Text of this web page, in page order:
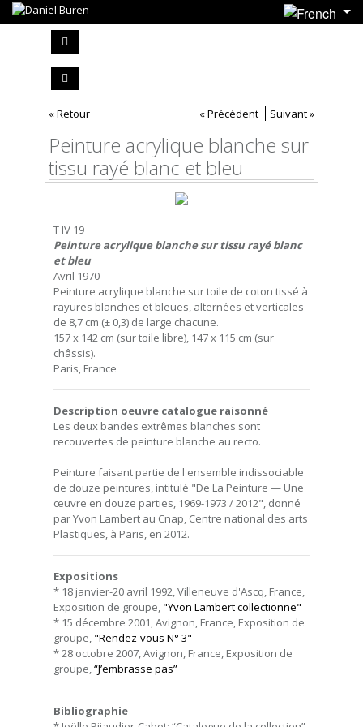
« Retour « Précédent Suivant »
Peinture acrylique blanche sur
tissu rayé blanc et bleu
T IV 19
Peinture acrylique blanche sur tissu rayé blanc
et bleu
Avril 1970
Peinture acrylique blanche sur toile de coton tissé à
rayures blanches et bleues, alternées et verticales
de 8,7 cm (± 0,3) de large chacune.
157 x 142 cm (sur toile libre), 147 x 115 cm (sur
châssis).
Paris, France
Description oeuvre catalogue raisonné
Les deux bandes extrêmes blanches sont
recouvertes de peinture blanche au recto.
Peinture faisant partie de l'ensemble indissociable
de douze peintures, intitulé "De La Peinture — Une
œuvre en douze parties, 1969-1973 / 2012", donné
par Yvon Lambert au Cnap, Centre national des arts
Plastiques, à Paris, en 2012.
Expositions
* 18 janvier-20 avril 1992, Villeneuve d'Ascq, France,
Exposition de groupe, "Yvon Lambert collectionne"
* 15 décembre 2001, Avignon, France, Exposition de
groupe, "Rendez-vous N° 3"
* 28 octobre 2007, Avignon, France, Exposition de
groupe,“J’embrasse pas”
Bibliographie